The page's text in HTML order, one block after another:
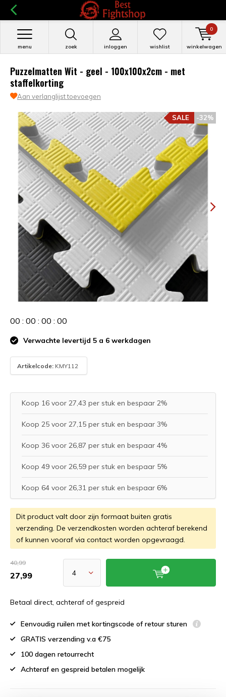
zoek inloggen
menu wishlist winkelwagen
0
Puzzelmatten Wit - geel - 100x100x2cm - met
staffelkorting
Aan verlanglijst toevoegen
-32%
SALE
00 : 00 : 00 : 00
Verwachte levertijd 5 a 6 werkdagen
Artikelcode: KMY112
Koop 16 voor 27,43 per stuk en bespaar 2%
Koop 25 voor 27,15 per stuk en bespaar 3%
Koop 36 voor 26,87 per stuk en bespaar 4%
Koop 49 voor 26,59 per stuk en bespaar 5%
Koop 64 voor 26,31 per stuk en bespaar 6%
Dit product valt door zijn formaat buiten gratis
verzending. De verzendkosten worden achteraf berekend
of kunnen vooraf via contact worden opgevraagd.
40,99
27,99
Betaal direct, achteraf of gespreid
Eenvoudig ruilen met kortingscode of retour sturen
GRATIS verzending v.a €75
100 dagen retourrecht
Achteraf en gespreid betalen mogelijk